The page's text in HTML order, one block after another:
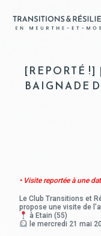
[REPORTÉ
BAIGNADE
• Visite reportée à une
Le Club Transitions et
propose une visite de
à Etain (55)
le mercredi 21 mai